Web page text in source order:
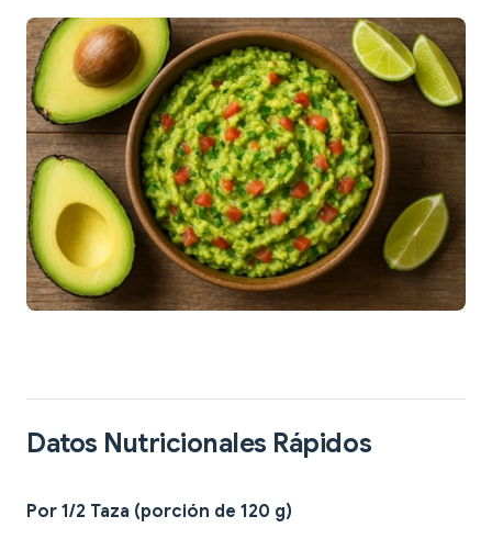
Datos Nutricionales Rápidos
Por 1/2 Taza (porción de 120 g)